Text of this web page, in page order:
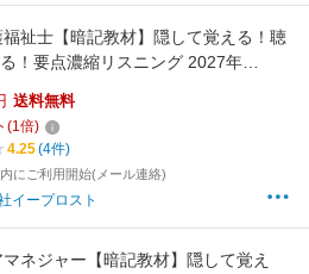
福祉士【暗記教材】隠して覚える！聴
！要点濃縮リスニング 2027年
護福祉 暗記 要点 記憶 スキマ時間
対策 本
送料無料
(1倍)
4.25(4件)
にご利用開始(メール連絡)
イープロスト
ネジャー【暗記教材】隠して覚え